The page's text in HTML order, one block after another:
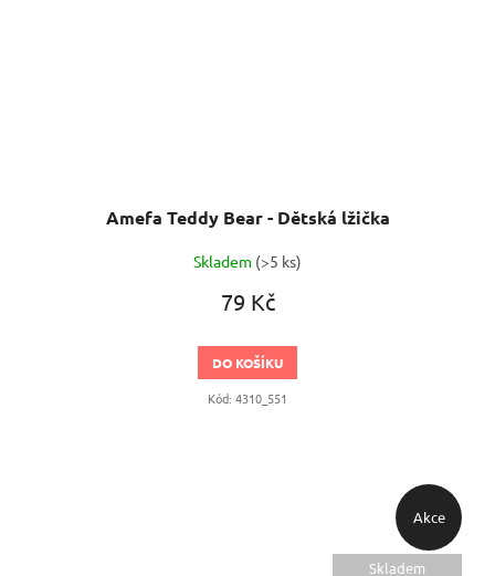
Amefa Teddy Bear - Dětská lžička
Skladem (>5 ks)
79 Kč
DO KOŠÍKU
Kód: 4310_551
Akce
Skladem